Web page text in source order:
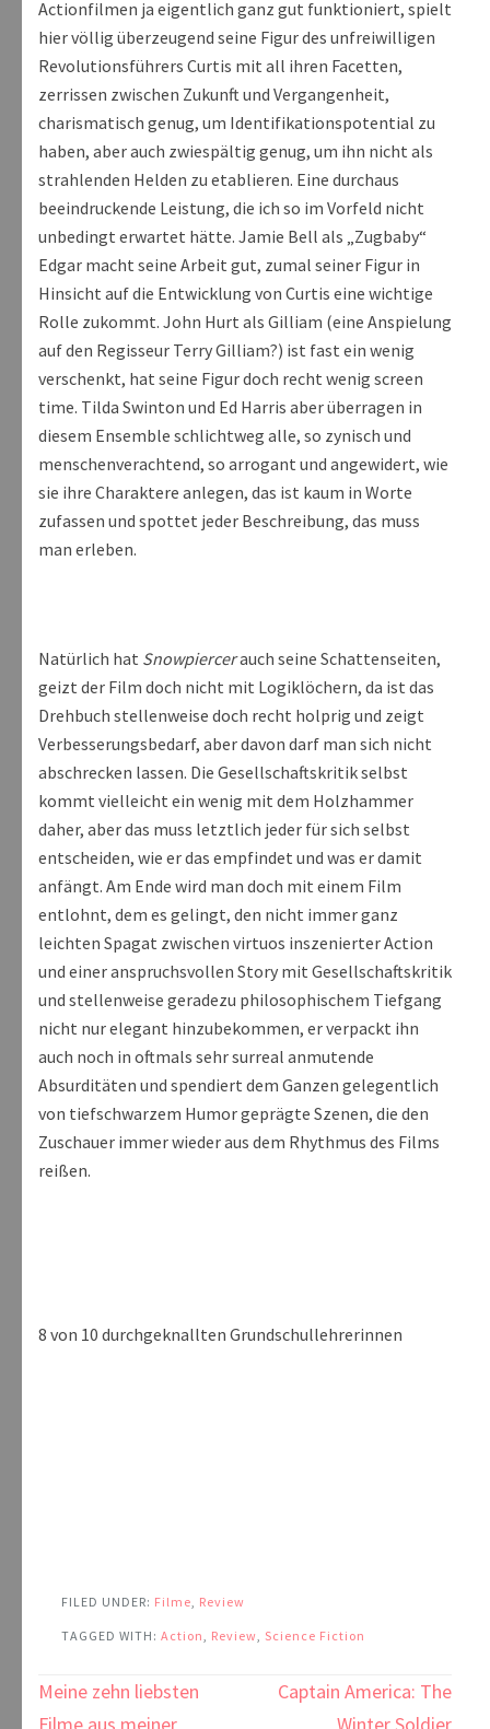
Actionfilmen ja eigentlich ganz gut funktioniert, spielt
hier völlig überzeugend seine Figur des unfreiwilligen
Revolutionsführers Curtis mit all ihren Facetten,
zerrissen zwischen Zukunft und Vergangenheit,
charismatisch genug, um Identifikationspotential zu
haben, aber auch zwiespältig genug, um ihn nicht als
strahlenden Helden zu etablieren. Eine durchaus
beeindruckende Leistung, die ich so im Vorfeld nicht
unbedingt erwartet hätte. Jamie Bell als „Zugbaby“
Edgar macht seine Arbeit gut, zumal seiner Figur in
Hinsicht auf die Entwicklung von Curtis eine wichtige
Rolle zukommt. John Hurt als Gilliam (eine Anspielung
auf den Regisseur Terry Gilliam?) ist fast ein wenig
verschenkt, hat seine Figur doch recht wenig screen
time. Tilda Swinton und Ed Harris aber überragen in
diesem Ensemble schlichtweg alle, so zynisch und
menschenverachtend, so arrogant und angewidert, wie
sie ihre Charaktere anlegen, das ist kaum in Worte
zufassen und spottet jeder Beschreibung, das muss
man erleben.
Natürlich hat Snowpiercerauch seine Schattenseiten,
geizt der Film doch nicht mit Logiklöchern, da ist das
Drehbuch stellenweise doch recht holprig und zeigt
Verbesserungsbedarf, aber davon darf man sich nicht
abschrecken lassen. Die Gesellschaftskritik selbst
kommt vielleicht ein wenig mit dem Holzhammer
daher, aber das muss letztlich jeder für sich selbst
entscheiden, wie er das empfindet und was er damit
anfängt. Am Ende wird man doch mit einem Film
entlohnt, dem es gelingt, den nicht immer ganz
leichten Spagat zwischen virtuos inszenierter Action
und einer anspruchsvollen Story mit Gesellschaftskritik
und stellenweise geradezu philosophischem Tiefgang
nicht nur elegant hinzubekommen, er verpackt ihn
auch noch in oftmals sehr surreal anmutende
Absurditäten und spendiert dem Ganzen gelegentlich
von tiefschwarzem Humor geprägte Szenen, die den
Zuschauer immer wieder aus dem Rhythmus des Films
reißen.
8 von 10 durchgeknallten Grundschullehrerinnen
FILED UNDER: Filme, Review
TAGGED WITH: Action, Review, Science Fiction
Beitragsnavigation
Meine zehn liebsten
Captain America: The